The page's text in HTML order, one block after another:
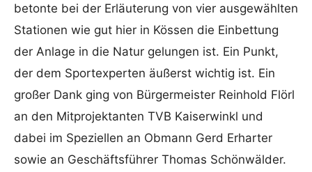
betonte bei der Erläuterung von vier ausgewählten
Stationen wie gut hier in Kössen die Einbettung
der Anlage in die Natur gelungen ist. Ein Punkt,
der dem Sportexperten äußerst wichtig ist. Ein
großer Dank ging von Bürgermeister Reinhold Flörl
an den Mitprojektanten TVB Kaiserwinkl und
dabei im Speziellen an Obmann Gerd Erharter
sowie an Geschäftsführer Thomas Schönwälder.